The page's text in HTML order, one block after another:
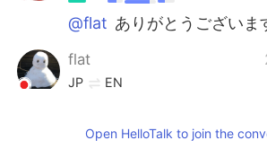
@flat ありがとうござい
flat
JP EN
Open HelloTalk to join the